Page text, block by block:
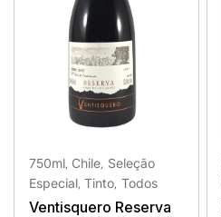
750ml, Chile, Seleção
Especial, Tinto, Todos
Ventisquero Reserva